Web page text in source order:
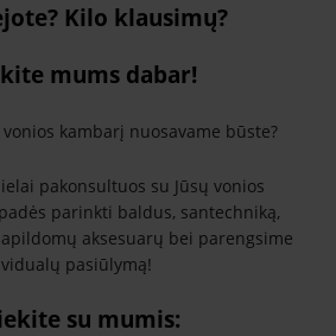
Kilo klausimų?
mums dabar!
kambarį nuosavame būste?
pakonsultuos su Jūsų vonios
parinkti baldus, santechniką,
aksesuarų bei parengsime
pasiūlymą!
su mumis: